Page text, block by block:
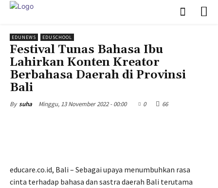
EDUNEWS EDUSCHOOL
Festival Tunas Bahasa Ibu
Lahirkan Konten Kreator
Berbahasa Daerah di Provinsi
Bali
By suha Minggu, 13 November 2022 - 00:00 0 66
educare.co.id, Bali – Sebagai upaya menumbuhkan rasa
cinta terhadap bahasa dan sastra daerah Bali terutama